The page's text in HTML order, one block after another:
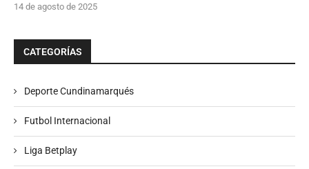
14 de agosto de 2025
CATEGORÍAS
Deporte Cundinamarqués
Futbol Internacional
Liga Betplay